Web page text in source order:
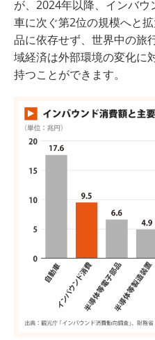
が、2024年以降、インバ
車に次ぐ第2位の規模へと
品に依存せず、世界中の旅
域経済は外部環境の変化に
持つことができます。